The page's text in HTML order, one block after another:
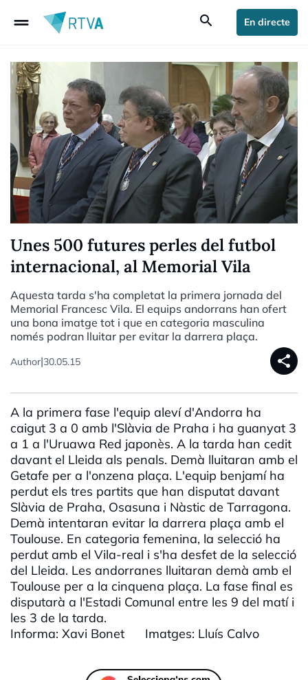
drag_handle search En directe
Unes 500 futures perles del futbol
internacional, al Memorial Vila
Aquesta tarda s'ha completat la primera jornada del
Memorial Francesc Vila. El equips andorrans han ofert
una bona imatge tot i que en categoria masculina
només podran lluitar per evitar la darrera plaça.
Author|30.05.15 share
A la primera fase l'equip aleví d'Andorra ha
caigut 3 a 0 amb l'Slàvia de Praha i ha guanyat 3
a 1 a l'Uruawa Red japonès. A la tarda han cedit
davant el Lleida als penals. Demà lluitaran amb el
Getafe per a l'onzena plaça. L'equip benjamí ha
perdut els tres partits que han disputat davant
Slàvia de Praha, Osasuna i Nàstic de Tarragona.
Demà intentaran evitar la darrera plaça amb el
Toulouse. En categoria femenina, la selecció ha
perdut amb el Vila-real i s'ha desfet de la selecció
del Lleida. Les andorranes lluitaran demà amb el
Toulouse per a la cinquena plaça. La fase final es
disputarà a l'Estadi Comunal entre les 9 del matí i
les 3 de la tarda.
Informa: Xavi Bonet Imatges: Lluís Calvo